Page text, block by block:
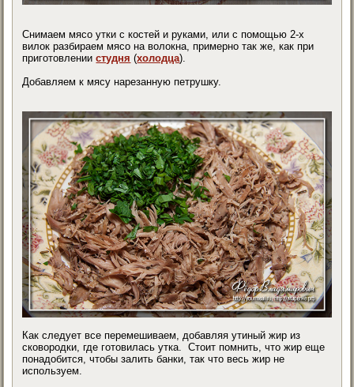
Снимаем мясо утки с костей и руками, или с помощью 2-х
вилок разбираем мясо на волокна, примерно так же, как при
приготовлениистудня (холодца).
Добавляем к мясу нарезанную петрушку.
Как следует все перемешиваем, добавляя утиный жир из
сковородки, где готовилась утка. Стоит помнить, что жир еще
понадобится, чтобы залить банки, так что весь жир не
используем.